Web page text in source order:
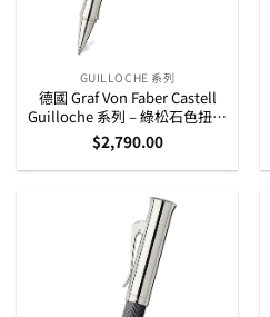
GUILLOCHE 系列
德國 Graf Von Faber Castell
Guilloche 系列 – 綠松石色扭索
紋鍍銠走珠筆 (146516)
$2,790.00